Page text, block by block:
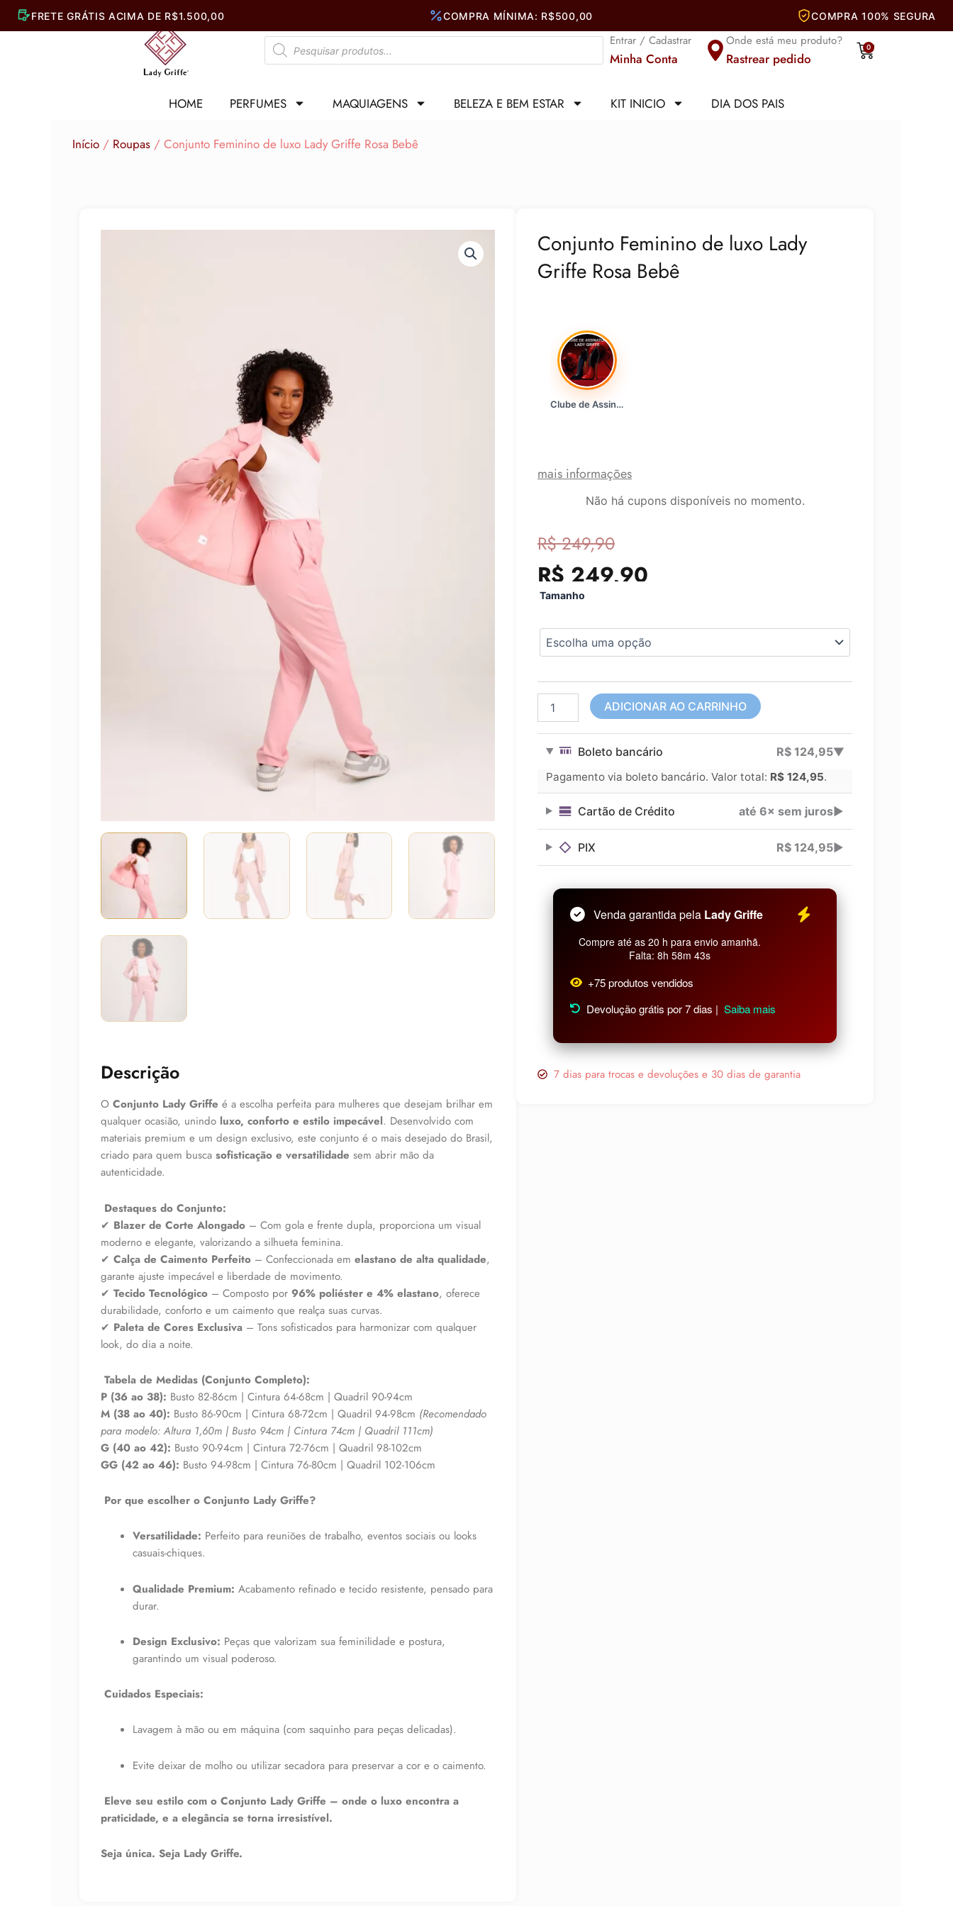
Pesquisar
produtos
Entrar / Cadastrar
Minha Conta
Onde está meu produto?
Rastrear pedido
0
Carrinho
HOME PERFUMES MAQUIAGENS BELEZA E BEM ESTAR KIT INICIO DIA DOS PAIS
Início / Roupas / Conjunto Feminino de luxo Lady Griffe Rosa Bebê
Descrição
O Conjunto Lady Griffe é a escolha perfeita para mulheres que desejam brilhar em
qualquer ocasião, unindo luxo, conforto e estilo impecável. Desenvolvido com
materiais premium e um design exclusivo, este conjunto é o mais desejado do Brasil,
criado para quem busca sofisticação e versatilidade sem abrir mão da
autenticidade.
Destaques do Conjunto:
✔ Blazer de Corte Alongado – Com gola e frente dupla, proporciona um visual
moderno e elegante, valorizando a silhueta feminina.
✔ Calça de Caimento Perfeito – Confeccionada em elastano de alta qualidade,
garante ajuste impecável e liberdade de movimento.
✔ Tecido Tecnológico – Composto por 96% poliéster e 4% elastano, oferece
durabilidade, conforto e um caimento que realça suas curvas.
✔ Paleta de Cores Exclusiva – Tons sofisticados para harmonizar com qualquer
look, do dia a noite.
Tabela de Medidas (Conjunto Completo):
P (36 ao 38): Busto 82-86cm | Cintura 64-68cm | Quadril 90-94cm
M (38 ao 40): Busto 86-90cm | Cintura 68-72cm | Quadril 94-98cm (Recomendado
para modelo: Altura 1,60m | Busto 94cm | Cintura 74cm | Quadril 111cm)
G (40 ao 42): Busto 90-94cm | Cintura 72-76cm | Quadril 98-102cm
GG (42 ao 46): Busto 94-98cm | Cintura 76-80cm | Quadril 102-106cm
Por que escolher o Conjunto Lady Griffe?
Versatilidade: Perfeito para reuniões de trabalho, eventos sociais ou looks
casuais-chiques.
Qualidade Premium: Acabamento refinado e tecido resistente, pensado para
durar.
Design Exclusivo: Peças que valorizam sua feminilidade e postura,
garantindo um visual poderoso.
Cuidados Especiais:
Lavagem à mão ou em máquina (com saquinho para peças delicadas).
Evite deixar de molho ou utilizar secadora para preservar a cor e o caimento.
Eleve seu estilo com o Conjunto Lady Griffe – onde o luxo encontra a
praticidade, e a elegância se torna irresistível.
Seja única. Seja Lady Griffe.
Conjunto Feminino de luxo Lady
Griffe Rosa Bebê
Clube de Assinatura Lady Griffe
mais informações
Não há cupons disponíveis no momento.
R$249,90
O
preço
original
era:
R$ 249,90.
R$ 249,90
O
preço
atual
é:
R$ 249,90.
Tamanho
Feminino
luxo
Lady
Griffe
quantidade
ADICIONAR AO CARRINHO
Boleto bancário R$ 124,95▶
Pagamento via boleto bancário. Valor total: R$ 124,95.
Cartão de Crédito até 6× sem juros▶
PIX R$ 124,95▶
Venda garantida pela Lady Griffe
Compre até as 20 h para envio amanhã.
Falta: 8h 58m 42s
+75 produtos vendidos
Devolução grátis por 7 dias | Saiba mais
7 dias para trocas e devoluções e 30 dias de garantia